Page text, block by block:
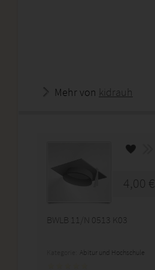
Mehr von kidrauh
4,00 €
BWLB 11/N 0513 K03
Abitur und Hochschule